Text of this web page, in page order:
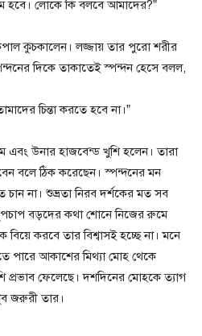
লোকে কি বলবে আমাদের?”
কুচকালেন। লজ্জায় তার পুরো শরীর
দিকে তাকাতেই স্পন্দন হেসে বলল,
চিন্তা করতে হবে না।”
এবং উনার হাজবেন্ড খুশি হলেন। তারা
বলে ঠিক করেছেন। স্পন্দনের মন
চান না। শুভ্রতা নিরব দর্শকের মত সব
বড়দের কথা শোনে নিজের রুমে
করবে তার বিশ্বাসই হচ্ছে না। মনে
পারে আকাশের মিথ্যা মোহ থেকে
প্রভাব ফেলেছে। দশদিনের মোহকে ত্যাগ
জরুরী তার।